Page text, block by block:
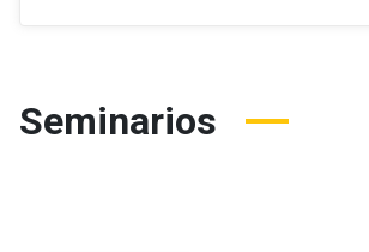
Seminarios